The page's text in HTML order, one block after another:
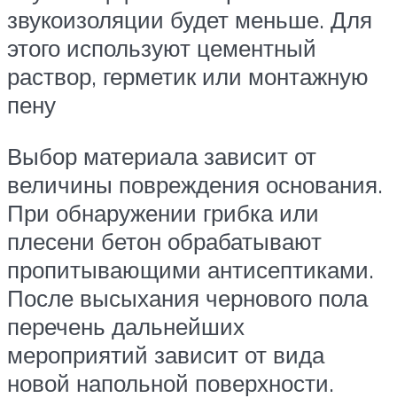
звукоизоляции будет меньше. Для
этого используют цементный
раствор, герметик или монтажную
пену
Выбор материала зависит от
величины повреждения основания.
При обнаружении грибка или
плесени бетон обрабатывают
пропитывающими антисептиками.
После высыхания чернового пола
перечень дальнейших
мероприятий зависит от вида
новой напольной поверхности.